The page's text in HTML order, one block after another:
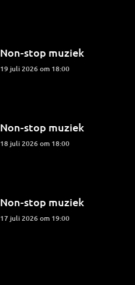
Non-stop muziek
19 juli 2026 om 18:00
Non-stop muziek
18 juli 2026 om 18:00
Non-stop muziek
17 juli 2026 om 19:00